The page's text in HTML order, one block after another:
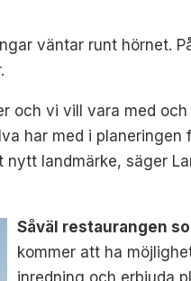
väntar runt hörnet.
och vi vill vara med
har med i planeringen
landmärke, säger
Såväl restaurangen
kommer att ha
inredning och erbjuda